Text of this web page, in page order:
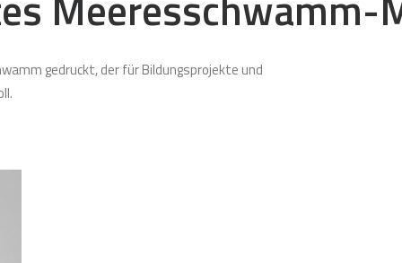
gedruckt, der für Bildungsprojekte und